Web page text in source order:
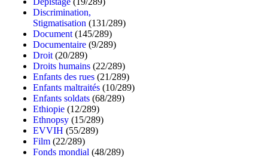
Discrimination,
Stigmatisation (131/289)
Document (145/289)
Documentaire (9/289)
Droit (20/289)
Droits humains (22/289)
Enfants des rues (21/289)
Enfants maltraités (10/289)
Enfants soldats (68/289)
Ethiopie (12/289)
Ethnopsy (15/289)
EVVIH (55/289)
Film (22/289)
Fonds mondial (48/289)